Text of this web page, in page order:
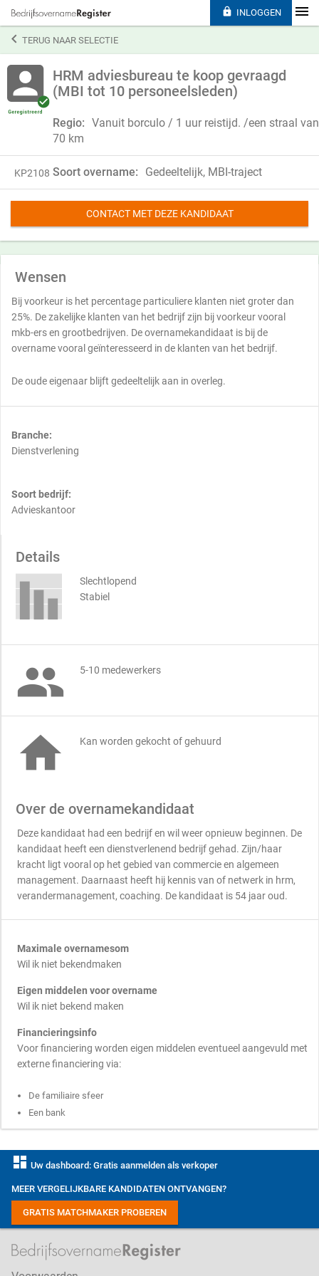
TERUG NAAR SELECTIE
HRM adviesbureau te koop gevraagd
(MBI tot 10 personeelsleden)
Regio: Vanuit borculo / 1 uur reistijd. /een straal van
70 km
KP2108 Soort overname: Gedeeltelijk, MBI-traject
CONTACT MET DEZE KANDIDAAT
Wensen
Bij voorkeur is het percentage particuliere klanten niet groter dan
25%. De zakelijke klanten van het bedrijf zijn bij voorkeur vooral
mkb-ers en grootbedrijven. De overnamekandidaat is bij de
overname vooral geïnteresseerd in de klanten van het bedrijf.
De oude eigenaar blijft gedeeltelijk aan in overleg.
Branche:
Dienstverlening
Soort bedrijf:
Advieskantoor
Details
Slechtlopend
Stabiel
 5-10 medewerkers
 Kan worden gekocht of gehuurd
Over de overnamekandidaat
Deze kandidaat had een bedrijf en wil weer opnieuw beginnen. De
kandidaat heeft een dienstverlenend bedrijf gehad. Zijn/haar
kracht ligt vooral op het gebied van commercie en algemeen
management. Daarnaast heeft hij kennis van of netwerk in hrm,
verandermanagement, coaching. De kandidaat is 54 jaar oud.
Maximale overnamesom
Wil ik niet bekendmaken
Eigen middelen voor overname
Wil ik niet bekend maken
Financieringsinfo
Voor financiering worden eigen middelen eventueel aangevuld met
externe financiering via:
De familiaire sfeer
Een bank
 INLOGGEN
dashboard Uw dashboard: Gratis aanmelden als verkoper
MEER VERGELIJKBARE KANDIDATEN ONTVANGEN?
GRATIS MATCHMAKER PROBEREN